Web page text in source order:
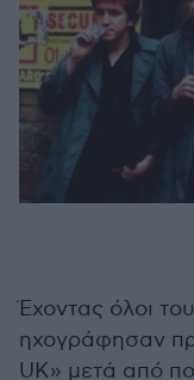
Έχοντας όλοι
ηχογράφησαν
UK» μετά από